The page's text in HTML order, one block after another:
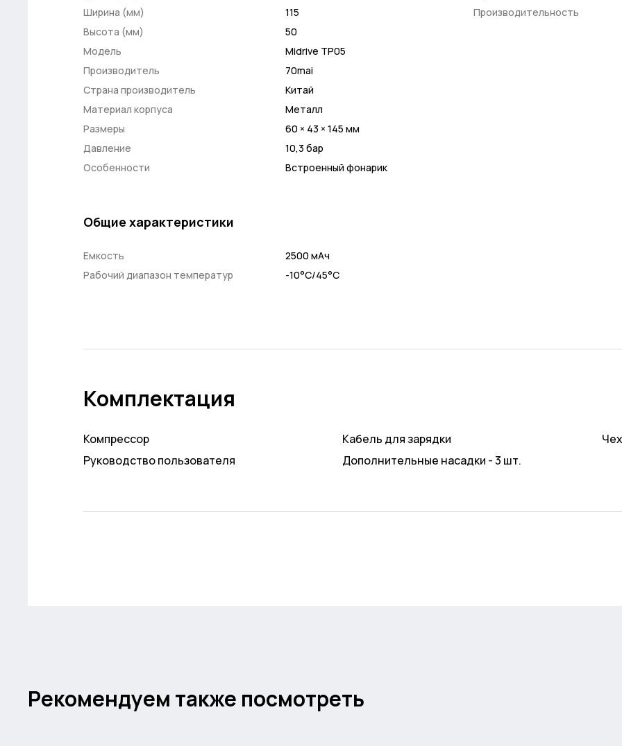
Ширина (мм)
115
Высота (мм)
50
Модель
Midrive TP05
Производитель
70mai
Страна производитель
Китай
Материал корпуса
Металл
Размеры
60 × 43 × 145 мм
Давление
10,3 бар
Особенности
Встроенный фонарик
Производительность
Общие характеристики
Емкость
2500 мАч
Рабочий диапазон температур
-10°С/45°С
Комплектация
Компрессор
Руководство пользователя
Кабель для зарядки
Дополнительные насадки - 3 шт.
Рекомендуем также посмотреть